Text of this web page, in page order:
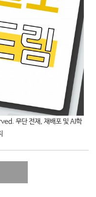
무단 전재, 재배포 및 AI학